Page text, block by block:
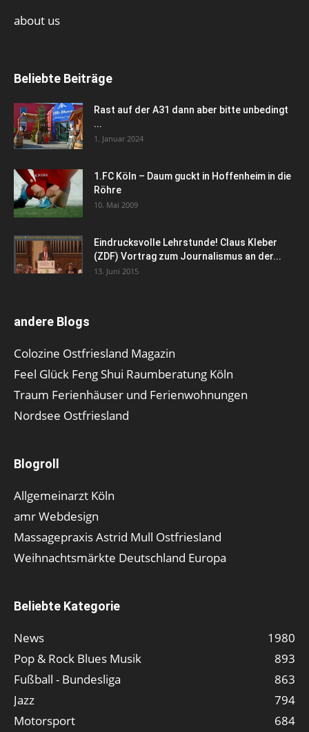
about us
Beliebte Beiträge
Rast auf der A31 dann aber bitte unbedingt
...
1. Januar 2024
1.FC Köln – Daum guckt in Hoffenheim in die
Röhre
10. Mai 2009
Eindrucksvolle Lehrstunde! Claus Kleber
(ZDF) Vortrag zum Journalismus an der...
13. Juni 2015
andere Blogs
Colozine Ostfriesland Magazin
Feel Glück Feng Shui Raumberatung Köln
Traum Ferienhäuser und Ferienwohnungen
Nordsee Ostfriesland
Blogroll
Allgemeinarzt Köln
amr Webdesign
Massagepraxis Astrid Mull Ostfriesland
Weihnachtsmärkte Deutschland Europa
Beliebte Kategorie
News
1980
Pop & Rock Blues Musik
893
Fußball - Bundesliga
863
Jazz
794
Motorsport
684